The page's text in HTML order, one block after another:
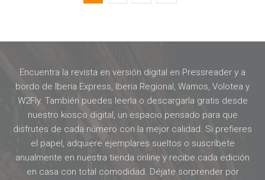
Encuentra la revista en versión digital en Pressreader y a
bordo de Iberia Express, Iberia Regional, Wamos, Volotea y
W2Fly. También puedes leerla o descargarla gratis desde
nuestro kiosco digital, un espacio pensado para que
disfrutes de cada número con la mejor calidad. Si prefieres
el papel, adquiere ejemplares sueltos o suscríbete
anualmente en nuestra tienda online y recibe cada edición
en casa con total comodidad. Déjate sorprender por